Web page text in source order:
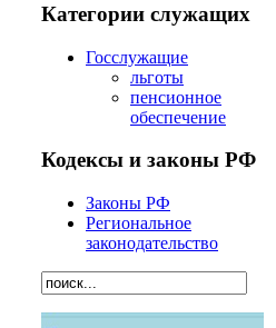
Категории служащих
Госслужащие
льготы
пенсионное
обеспечение
Кодексы и законы РФ
Законы РФ
Региональное
законодательство